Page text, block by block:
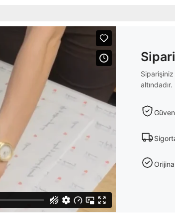
altındadır.